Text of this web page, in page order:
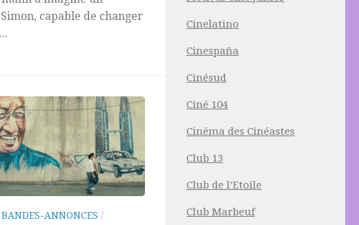
capable de changer
BANDES-ANNONCES /
Cinelatino
Cinespaña
Cinésud
Ciné 104
Cinéma des Cinéastes
Club 13
Club de l’Etoile
Club Marbeuf